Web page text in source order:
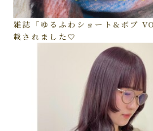
雑誌「ゆるふわショート&ボブ
載されました🤍